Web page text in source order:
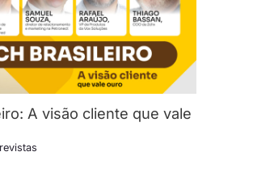
A visão cliente que vale